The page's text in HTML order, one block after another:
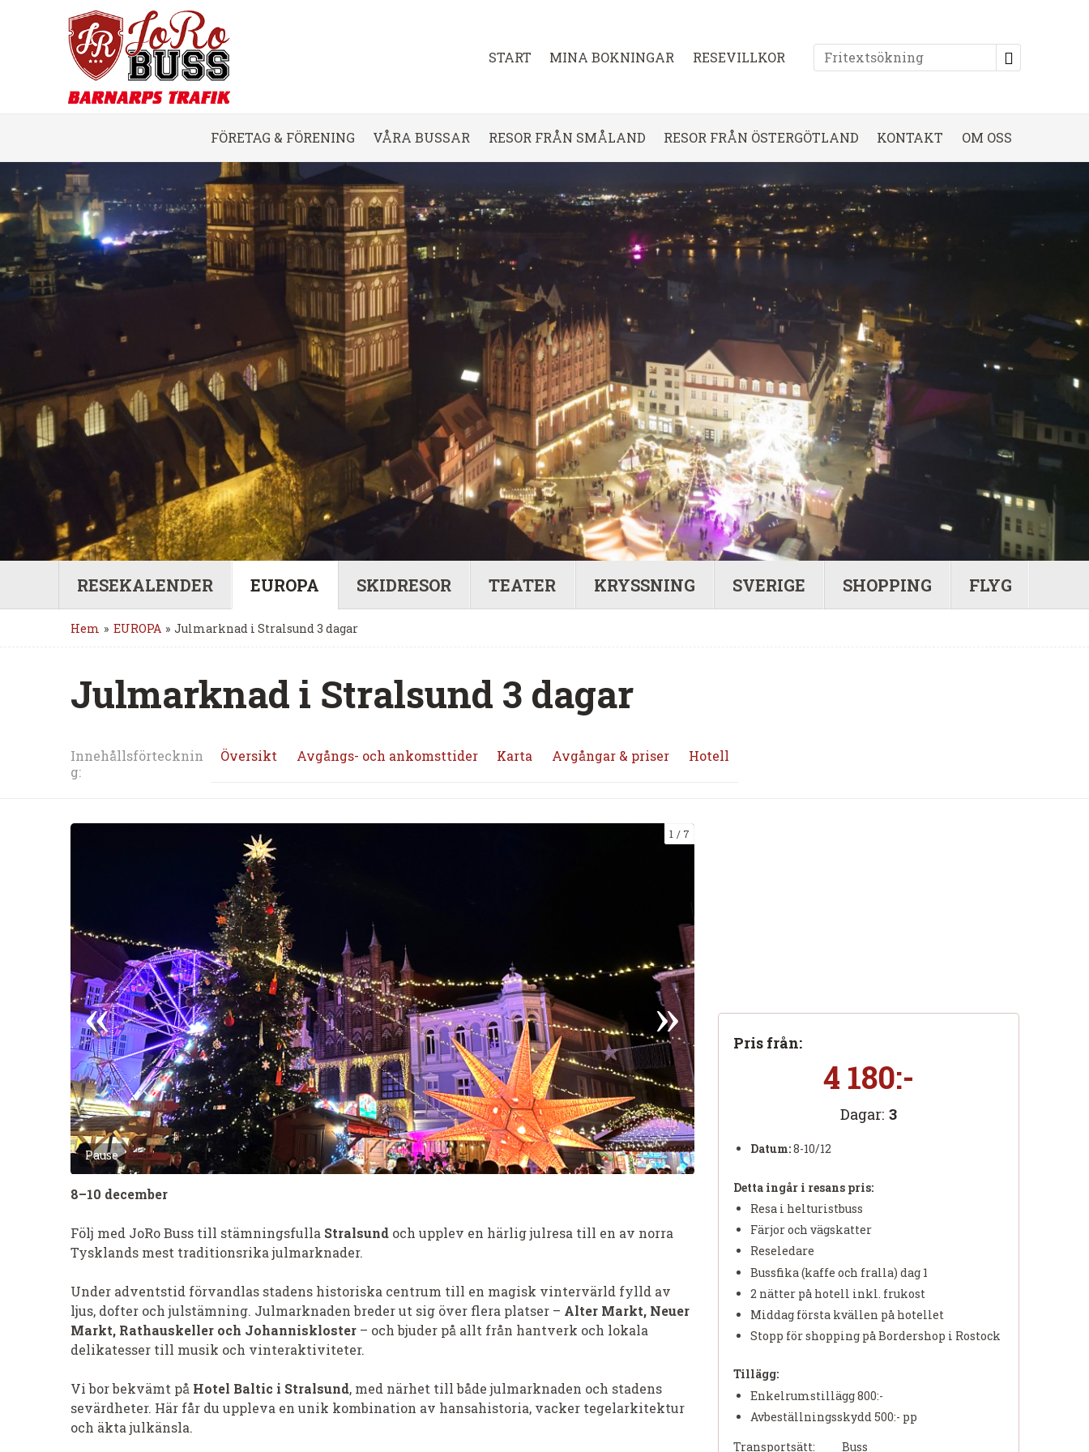
START MINA BOKNINGAR RESEVILLKOR
FÖRETAG & FÖRENING VÅRA BUSSAR RESOR FRÅN SMÅLAND RESOR FRÅN ÖSTERGÖTLAND KONTAKT OM OSS
RESEKALENDER EUROPA SKIDRESOR TEATER KRYSSNING SVERIGE SHOPPING FLYG
Hem » EUROPA » Julmarknad i Stralsund 3 dagar
Julmarknad i Stralsund 3 dagar
Innehållsförtecknin
g
Översikt Avgångs- och ankomsttider Karta Avgångar & priser Hotell
1 7
Pause
8–10 december
Följ med JoRo Buss till stämningsfulla Stralsund och upplev en härlig julresa till en av norra
Tysklands mest traditionsrika julmarknader.
Under adventstid förvandlas stadens historiska centrum till en magisk vintervärld fylld av
ljus, dofter och julstämning. Julmarknaden breder ut sig över flera platser – Alter Markt, Neuer
Markt, Rathauskeller och Johanniskloster – och bjuder på allt från hantverk och lokala
delikatesser till musik och vinteraktiviteter.
Vi bor bekvämt på Hotel Baltic i Stralsund, med närhet till både julmarknaden och stadens
sevärdheter. Här får du uppleva en unik kombination av hansahistoria, vacker tegelarkitektur
och äkta julkänsla.
Pris från:
4 180:-
Dagar: 3
Datum:8-10/12
Detta ingår i resans pris:
Resa i helturistbuss
Färjor och vägskatter
Reseledare
Bussfika (kaffe och fralla) dag 1
2 nätter på hotell inkl. frukost
Middag första kvällen på hotellet
Stopp för shopping på Bordershop i Rostock
Tillägg:
Enkelrumstillägg 800:-
Avbeställningsskydd 500:- pp
Transportsätt:
Buss